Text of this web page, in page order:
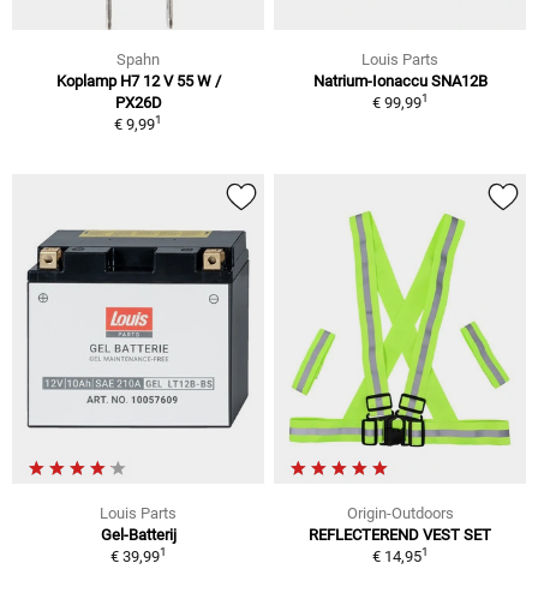
Spahn
Koplamp H7 12 V 55 W /
PX26D
€ 9,991
Louis Parts
Natrium-Ionaccu SNA12B
€ 99,991
Louis Parts
Gel-Batterij
€ 39,991
Origin-Outdoors
REFLECTEREND VEST SET
€ 14,951